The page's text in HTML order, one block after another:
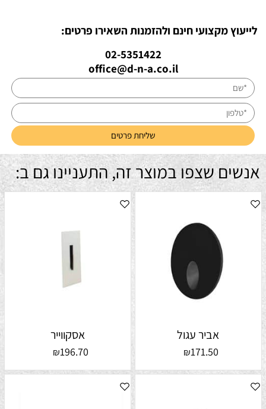
לייעוץ מקצועי חינם ולהזמנות השאירו פרטים:
02-5351422
office@d-n-a.co.il
אנשים שצפו במוצר זה, התעניינו גם ב:
אביר עגול
₪171.50
אסקווייר
₪196.70